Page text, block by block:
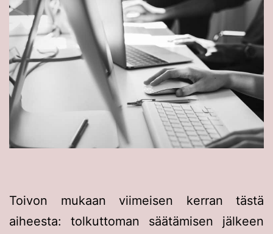
Toivon mukaan viimeisen kerran tästä
aiheesta: tolkuttoman säätämisen jälkeen